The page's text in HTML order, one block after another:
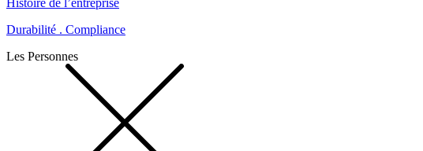
Histoire de l’entreprise
Durabilité . Compliance
Les Personnes